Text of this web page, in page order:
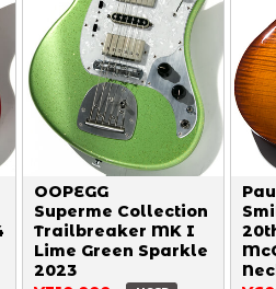
OOPEGG
Superme Collection
Trailbreaker MK I
Lime Green Sparkle
2023